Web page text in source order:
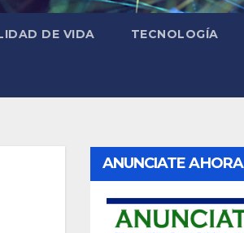
DE VIDA TECNOLOGÍA
ANUNCIATE AHORA